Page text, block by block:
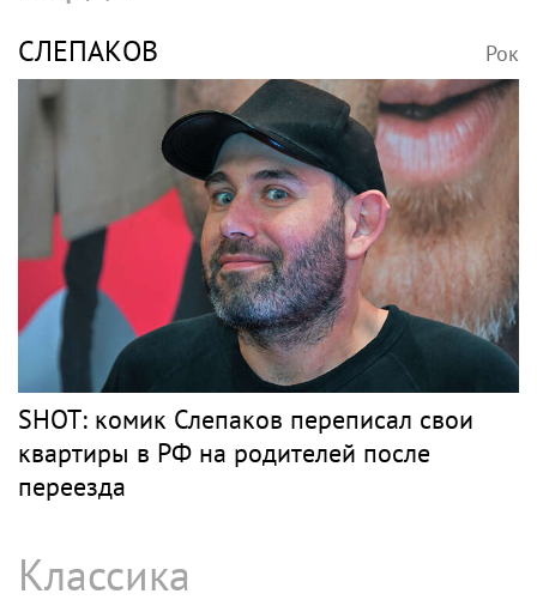
СЛЕПАКОВ Рок
SHOT: комик Слепаков переписал свои
квартиры в РФ на родителей после
переезда
Классика